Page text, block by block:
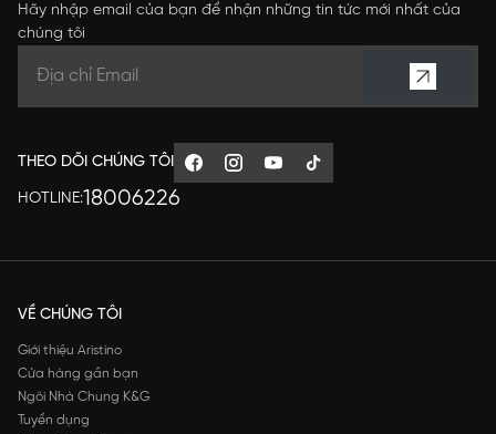
Hãy nhập email của bạn để nhận những tin tức mới nhất của
chúng tôi
THEO DÕI CHÚNG TÔI
HOTLINE:18006226
VỀ CHÚNG TÔI
Giới thiệu Aristino
Cửa hàng gần bạn
Ngôi Nhà Chung K&G
Tuyển dụng